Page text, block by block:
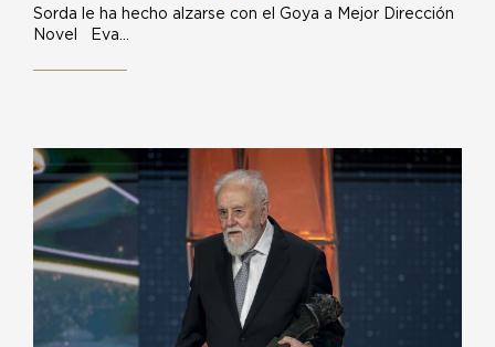
Sorda le ha hecho alzarse con el Goya a Mejor Dirección
Novel Eva…